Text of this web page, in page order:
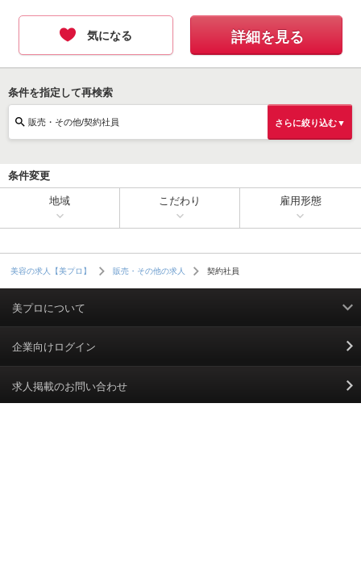
気になる 詳細を見る
条件を指定して再検索
販売・その他/契約社員 さらに絞り込む▼
条件変更
地域 こだわり 雇用形態
美容の求人【美プロ】 販売・その他の求人 契約社員
美プロについて
利用規約
掲載規約
企業向けログイン
求人掲載のお問い合わせ